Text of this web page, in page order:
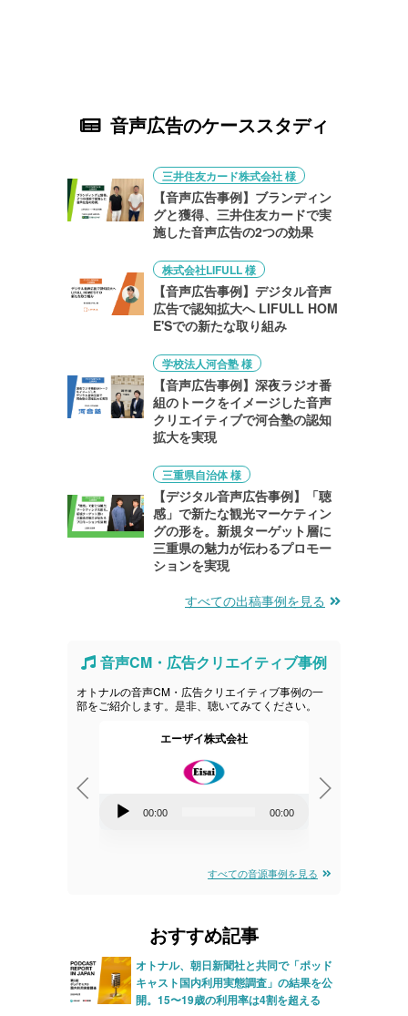
音声広告のケーススタディ
三井住友カード株式会社 様
【音声広告事例】ブランディン
グと獲得、三井住友カードで実
施した音声広告の2つの効果
株式会社LIFULL 様
【音声広告事例】デジタル音声
広告で認知拡大へ LIFULL HOM
E'Sでの新たな取り組み
学校法人河合塾 様
【音声広告事例】深夜ラジオ番
組のトークをイメージした音声
クリエイティブで河合塾の認知
拡大を実現
三重県自治体 様
【デジタル音声広告事例】「聴
感」で新たな観光マーケティン
グの形を。新規ターゲット層に
三重県の魅力が伝わるプロモー
ションを実現
すべての出稿事例を見る
音声CM・広告クリエイティブ事例
オトナルの音声CM・広告クリエイティブ事例の一
部をご紹介します。是非、聴いてみてください。
エーザイ株式会社
ー
00:00 00:00
ー
すべての音源事例を見る
おすすめ記事
オトナル、朝日新聞社と共同で「ポッド
キャスト国内利用実態調査」の結果を公
開。15〜19歳の利用率は4割を超える